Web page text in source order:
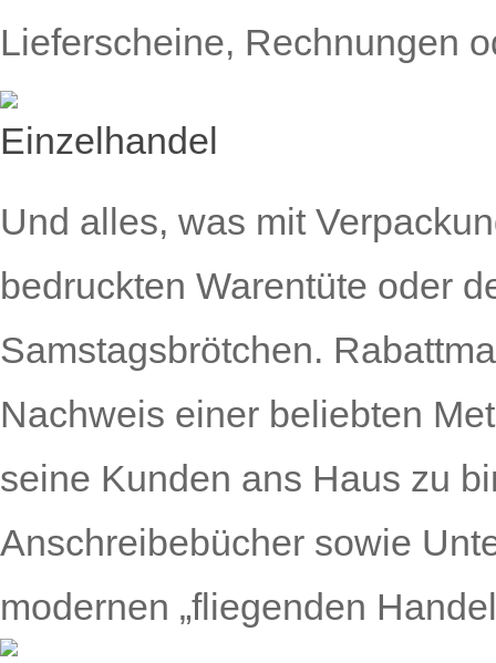
Lieferscheine, Rechnungen
Und alles, was mit
bedruckten Warentüte oder
Samstagsbrötchen.
Nachweis einer beliebten
seine Kunden ans Haus zu
Anschreibebücher sowie
modernen „fliegenden